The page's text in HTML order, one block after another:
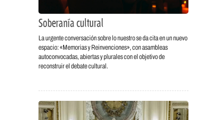
Soberanía cultural
La urgente conversación sobre lo nuestro se da cita en un nuevo
espacio: «Memorias y Reinvenciones», con asambleas
autoconvocadas, abiertas y plurales con el objetivo de
reconstruir el debate cultural.